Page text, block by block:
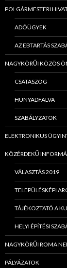
POLGÁRMESTERI
ADÓÜGYEK
AZ EBTARTÁS
NAGYKÖRŰI KÖZÖS
CSATASZÖG
HUNYADFALVA
SZABÁLYZATOK
ELEKTRONIKUS
KÖZÉRDEKŰ
VÁLASZTÁS 2019
TELEPÜLÉSKÉPI
TÁJÉKOZTATÓ A
HELYI ÉPÍTÉSI
NAGYKÖRŰI ROMA
PÁLYÁZATOK